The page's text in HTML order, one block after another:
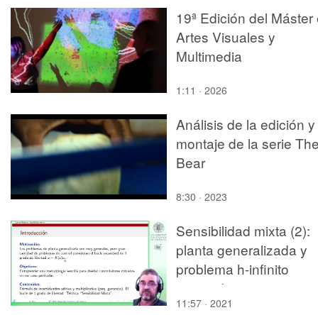
19ª Edición del Máster
Artes Visuales y
Multimedia
1:11 · 2026
Análisis de la edición y
montaje de la serie
Bear
8:30 · 2023
Sensibilidad mixta (2):
planta generalizada y
problema h-infinito
asociado
11:57 · 2021